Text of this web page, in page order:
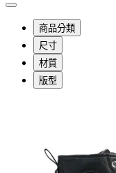
商品分類
尺寸
材質
版型